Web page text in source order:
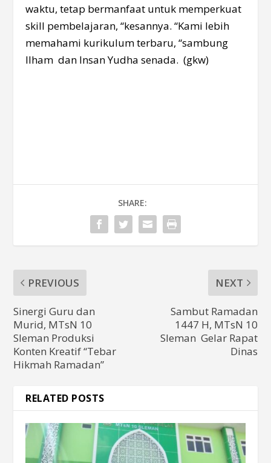
waktu, tetap bermanfaat untuk memperkuat
skill pembelajaran, “kesannya. “Kami lebih
memahami kurikulum terbaru, “sambung
Ilham dan Insan Yudha senada. (gkw)
SHARE:
PREVIOUS
Sinergi Guru dan
Murid, MTsN 10
Sleman Produksi
Konten Kreatif “Tebar
Hikmah Ramadan”
NEXT
Sambut Ramadan
1447 H, MTsN 10
Sleman Gelar Rapat
Dinas
RELATED POSTS